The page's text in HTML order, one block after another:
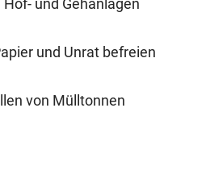
Hof- und Gehanlagen
und Unrat befreien
von Mülltonnen